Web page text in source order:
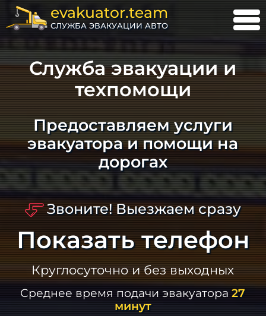
evakuator.team
СЛУЖБА ЭВАКУАЦИИ АВТО
Служба эвакуации и
техпомощи
Предоставляем услуги
эвакуатора и помощи на
дорогах
Звоните! Выезжаем сразу
Показать телефон
Круглосуточно и без выходных
Среднее время подачи эвакуатора27
минут